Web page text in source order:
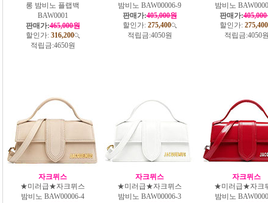
롱 밤비노 플랩백
BAW0001
판매가:465,000원
할인가: 316,200
적립금:4650원
밤비노 BAW00006-9
판매가:405,000원
할인가: 275,400
적립금:4050원
밤비노
판매가:
할인가: 275,400
적립금:4050
자크뮈스
★미러급★자크뮈스
밤비노 BAW00006-4
자크뮈스
★미러급★자크뮈스
밤비노 BAW00006-3
자크뮈스
★미러급★자크
밤비노